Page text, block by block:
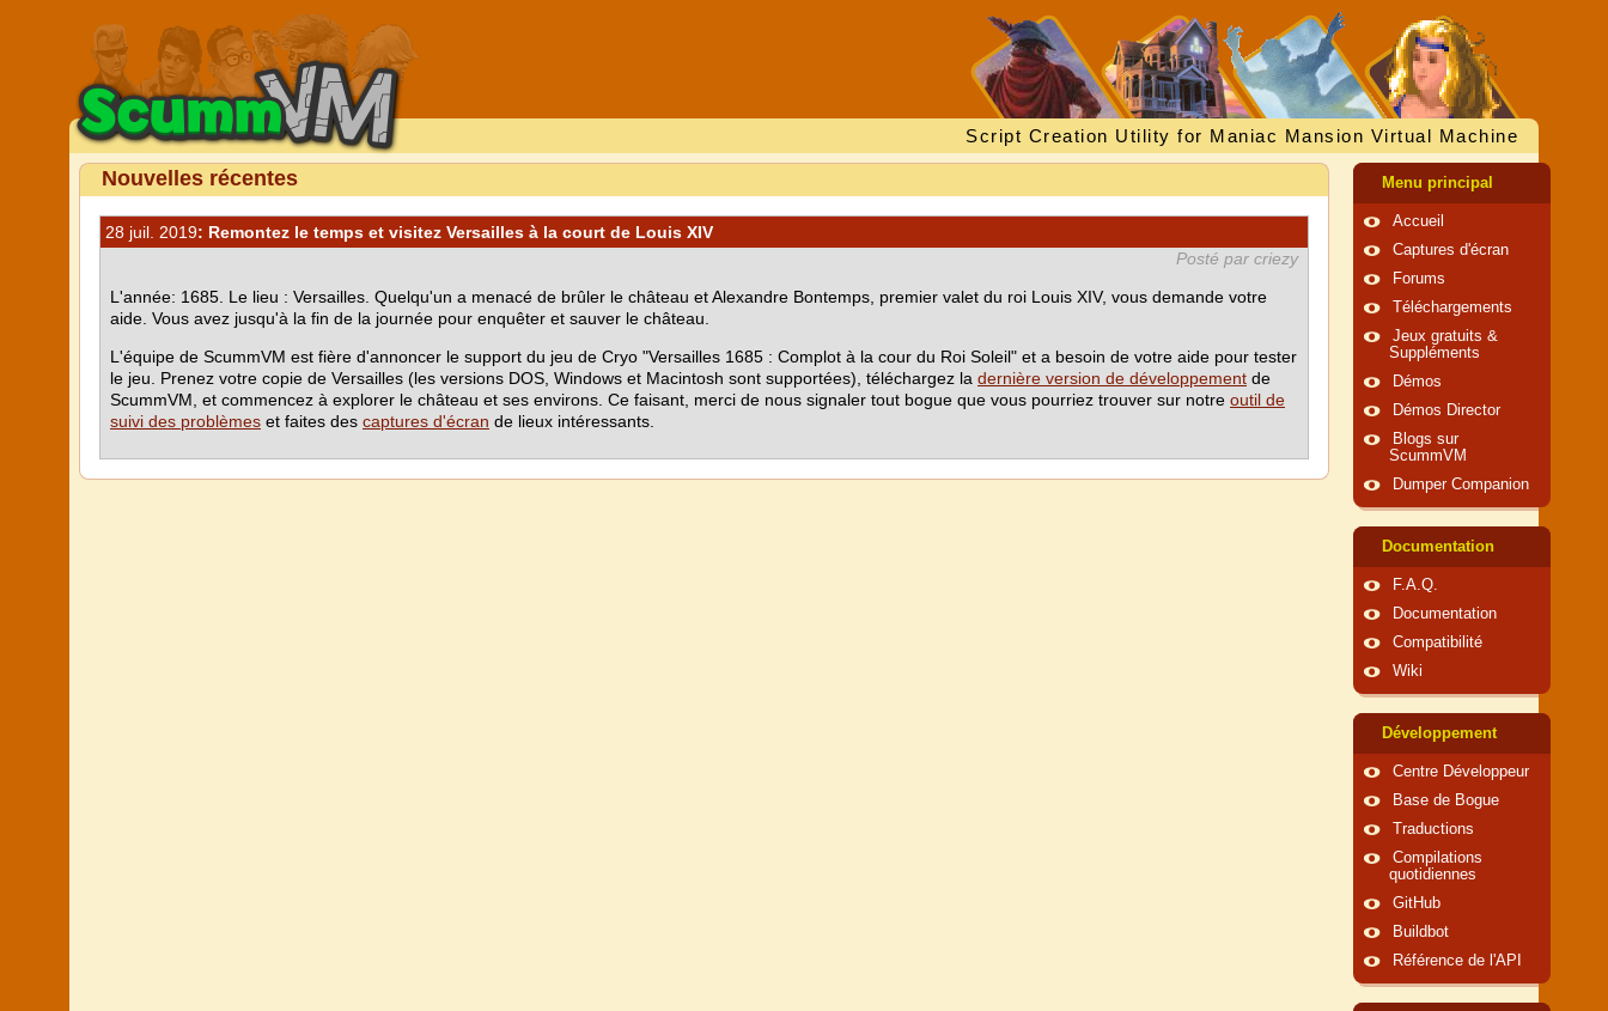
Script Creation Utility for Maniac Mansion Virtual Machine
Nouvelles récentes
28 juil. 2019: Remontez le temps et visitez Versailles à la court de Louis XIV
Posté par criezy
L'année: 1685. Le lieu : Versailles. Quelqu'un a menacé de brûler le château et Alexandre Bontemps, premier valet du roi Louis XIV, vous demande votre
aide. Vous avez jusqu'à la fin de la journée pour enquêter et sauver le château.
L'équipe de ScummVM est fière d'annoncer le support du jeu de Cryo "Versailles 1685 : Complot à la cour du Roi Soleil" et a besoin de votre aide pour tester
le jeu. Prenez votre copie de Versailles (les versions DOS, Windows et Macintosh sont supportées), téléchargez la dernière version de développement de
ScummVM, et commencez à explorer le château et ses environs. Ce faisant, merci de nous signaler tout bogue que vous pourriez trouver sur notre outil de
suivi des problèmes et faites des captures d'écran de lieux intéressants.
Menu principal
Accueil
Captures d'écran
Forums
Téléchargements
Jeux gratuits &
Suppléments
Démos
Démos Director
Blogs sur
ScummVM
Dumper Companion
Documentation
F.A.Q.
Documentation
Compatibilité
Wiki
Développement
Centre Développeur
Base de Bogue
Traductions
Compilations
quotidiennes
GitHub
Buildbot
Référence de l'API